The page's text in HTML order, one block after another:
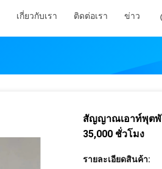
เกี่ยวกับเรา ติดต่อเรา ข่าว
สัญญาณเอาท์พุตพั
35,000 ชั่วโมง
รายละเอียดสินค้า: